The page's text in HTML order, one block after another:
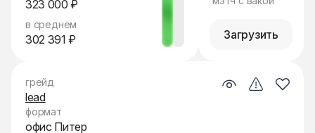
323 000 ₽
в среднем
302 391 ₽ Загрузить
грейд
lead
формат
офис Питер